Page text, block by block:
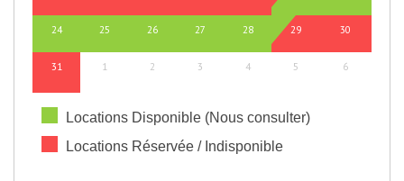
24 25 26 27 28 29 30
31 1 2 3 4 5 6
Locations Disponible (Nous consulter)
Locations Réservée / Indisponible